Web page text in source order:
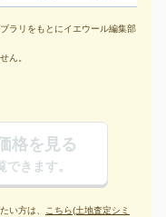
ラリをもとにイエウール編集部
ん。
格を見る
きます。
い方は、 こちら(土地査定シミ